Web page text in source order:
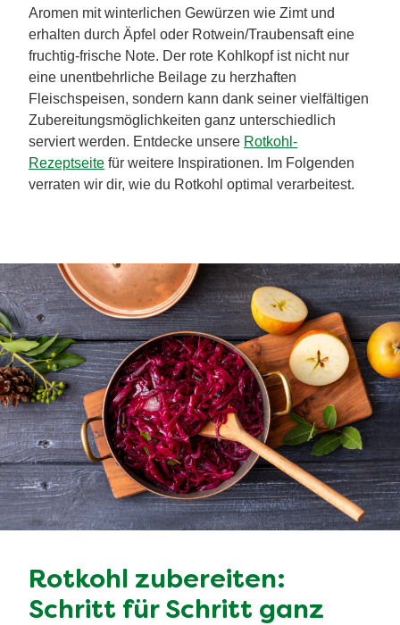
Aromen mit winterlichen Gewürzen wie Zimt und
erhalten durch Äpfel oder Rotwein/Traubensaft eine
fruchtig-frische Note. Der rote Kohlkopf ist nicht nur
eine unentbehrliche Beilage zu herzhaften
Fleischspeisen, sondern kann dank seiner vielfältigen
Zubereitungsmöglichkeiten ganz unterschiedlich
serviert werden. Entdecke unsere Rotkohl-
Rezeptseite für weitere Inspirationen. Im Folgenden
verraten wir dir, wie du Rotkohl optimal verarbeitest.
Rotkohl zubereiten:
Schritt für Schritt ganz